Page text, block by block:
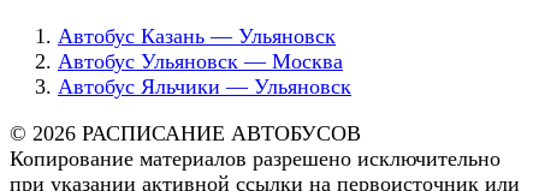
Автобус Казань — Ульяновск
Автобус Ульяновск — Москва
Автобус Яльчики — Ульяновск
© 2026 РАСПИСАНИЕ АВТОБУСОВ
Копирование материалов разрешено исключительно
при указании активной ссылки на первоисточник или